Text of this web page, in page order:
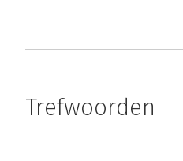
Trefwoorden